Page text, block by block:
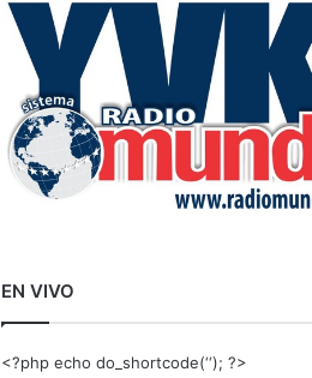
r
EN VIVO
<?php echo do_shortcode(‘‘); ?>